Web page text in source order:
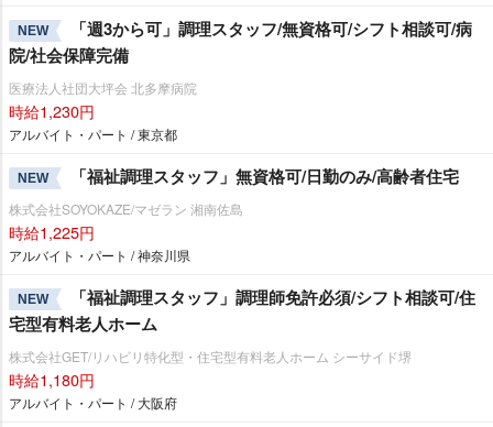
NEW
「週3から可」調理スタッフ/無資格可/シフト相談可/病
院/社会保障完備
医療法人社団大坪会 北多摩病院
時給1,230円
アルバイト・パート / 東京都
NEW 「福祉調理スタッフ」無資格可/日勤のみ/高齢者住宅
株式会社SOYOKAZE/マゼラン 湘南佐島
時給1,225円
アルバイト・パート / 神奈川県
NEW
「福祉調理スタッフ」調理師免許必須/シフト相談可/住
宅型有料老人ホーム
株式会社GET/リハビリ特化型・住宅型有料老人ホーム シーサイド堺
時給1,180円
アルバイト・パート / 大阪府